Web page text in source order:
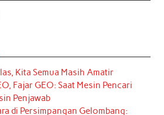
Kita Semua Masih Amatir
Fajar GEO: Saat Mesin Pencari
Penjawab
di Persimpangan Gelombang: